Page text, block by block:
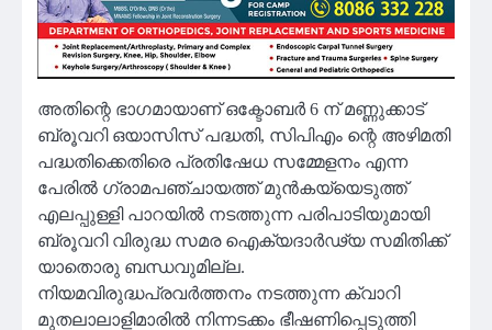
അതിന്റെ ഭാഗമായാണ് ഒക്ടോബർ 6 ന് മണ്ണുക്കാട്
ബ്രൂവറി ഒയാസിസ് പദ്ധതി, സിപിഎം ന്റെ അഴിമതി
പദ്ധതിക്കെതിരെ പ്രതിഷേധ സമ്മേളനം എന്ന
പേരിൽ ഗ്രാമപഞ്ചായത്ത് മുൻകയ്യെടുത്ത്
എലപ്പുള്ളി പാറയിൽ നടത്തുന്ന പരിപാടിയുമായി
ബ്രൂവറി വിരുദ്ധ സമര ഐക്യദാർഢ്യ സമിതിക്ക്
യാതൊരു ബന്ധവുമില്ല.
നിയമവിരുദ്ധപ്രവർത്തനം നടത്തുന്ന ക്വാറി
മുതലാലാളിമാരിൽ നിന്നടക്കം ഭീഷണിപ്പെടുത്തി